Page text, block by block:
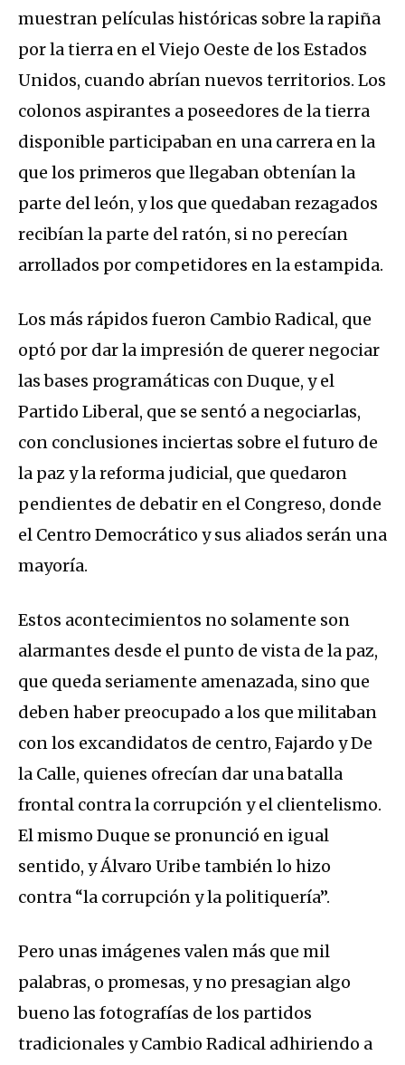
muestran películas históricas sobre la rapiña
por la tierra en el Viejo Oeste de los Estados
Unidos, cuando abrían nuevos territorios. Los
colonos aspirantes a poseedores de la tierra
disponible participaban en una carrera en la
que los primeros que llegaban obtenían la
parte del león, y los que quedaban rezagados
recibían la parte del ratón, si no perecían
arrollados por competidores en la estampida.
Los más rápidos fueron Cambio Radical, que
optó por dar la impresión de querer negociar
las bases programáticas con Duque, y el
Partido Liberal, que se sentó a negociarlas,
con conclusiones inciertas sobre el futuro de
la paz y la reforma judicial, que quedaron
pendientes de debatir en el Congreso, donde
el Centro Democrático y sus aliados serán una
mayoría.
Estos acontecimientos no solamente son
alarmantes desde el punto de vista de la paz,
que queda seriamente amenazada, sino que
deben haber preocupado a los que militaban
con los excandidatos de centro, Fajardo y De
la Calle, quienes ofrecían dar una batalla
frontal contra la corrupción y el clientelismo.
El mismo Duque se pronunció en igual
sentido, y Álvaro Uribe también lo hizo
contra “la corrupción y la politiquería”.
Pero unas imágenes valen más que mil
palabras, o promesas, y no presagian algo
bueno las fotografías de los partidos
tradicionales y Cambio Radical adhiriendo a